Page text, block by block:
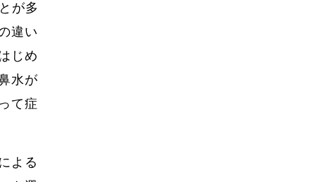
が多
違い
じめ
水が
て症
よる